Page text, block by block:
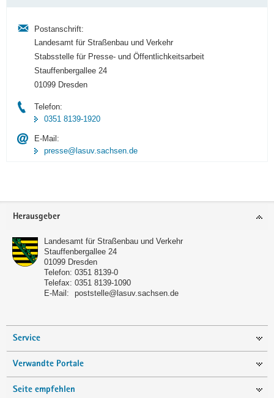
Postanschrift:
Landesamt für Straßenbau und Verkehr
Stabsstelle für Presse- und Öffentlichkeitsarbeit
Stauffenbergallee 24
01099 Dresden
Telefon:
0351 8139-1920
E-Mail:
presse@lasuv.sachsen.de
Footer-
Herausgeber
Landesamt für Straßenbau und Verkehr
Stauffenbergallee 24
01099 Dresden
Telefon: 0351 8139-0
Telefax: 0351 8139-1090
E-Mail:
poststelle@lasuv.sachsen.de
Service
Verwandte Portale
Seite empfehlen